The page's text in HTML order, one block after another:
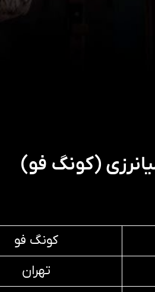
(کونگ فو)
کونگ فو
تهران